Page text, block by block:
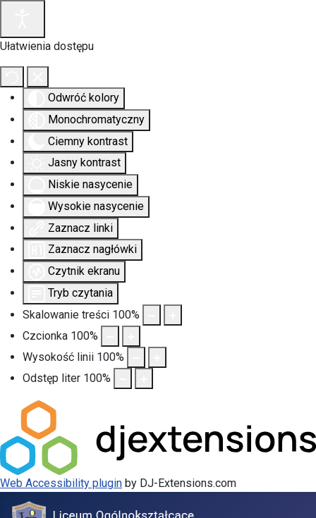
Ułatwienia dostępu
Odwróć kolory
Monochromatyczny
Ciemny kontrast
Jasny kontrast
Niskie nasycenie
Wysokie nasycenie
Zaznacz linki
Zaznacz nagłówki
Czytnik ekranu
Tryb czytania
Skalowanie treści 100%
Czcionka 100%
Wysokość linii 100%
Odstęp liter 100%
Web Accessibility plugin by DJ-Extensions.com